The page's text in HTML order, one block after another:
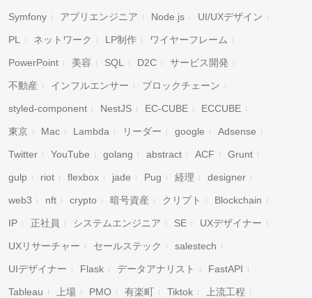
Symfony アプリエンジニア Node.js UI/UXデザイン
PL ネットワーク LP制作 ワイヤーフレーム
PowerPoint 美容 SQL D2C サービス開発
不動産 インフルエンサー ブロックチェーン
styled-component NestJS EC-CUBE ECCUBE
東京 Mac Lambda リーダー google Adsense
Twitter YouTube golang abstract ACF Grunt
gulp riot flexbox jade Pug 経理 designer
web3 nft crypto 暗号資産 クリプト Blockchain
IP 正社員 システムエンジニア SE UXデザイナー
UXリサーチャー セールステック salestech
UIデザイナー Flask データアナリスト FastAPI
Tableau 上場 PMO 有楽町 Tiktok 上流工程